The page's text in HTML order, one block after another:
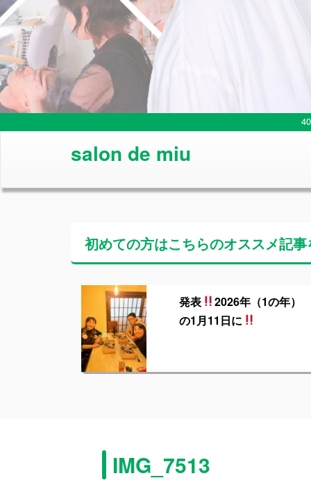
salon de miu
初めての方はこちらのオススメ記
発表
2026年（1の年）
の1月11日に
IMG_7513